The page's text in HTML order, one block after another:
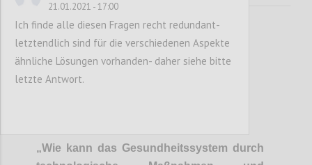
„Wie kann das Gesundheitssystem durch
21.01.2021 - 17:00
Ich finde alle diesen Fragen recht redundant-
letztendlich sind für die verschiedenen Aspekte
ähnliche Lösungen vorhanden- daher siehe bitte
letzte Antwort.